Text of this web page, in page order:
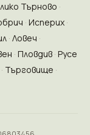
Търново
Исперих
Ловеч
Пловдив Русе
Търговище